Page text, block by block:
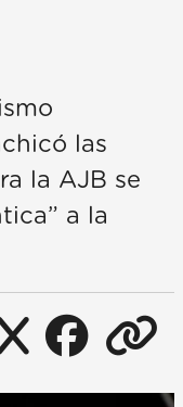
las
la AJB se
a la